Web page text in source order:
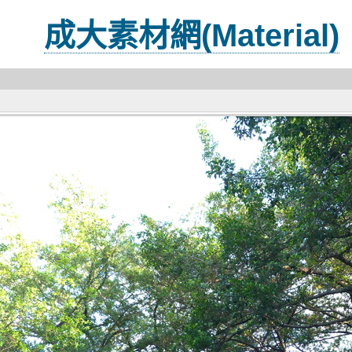
成大素材網(Material)